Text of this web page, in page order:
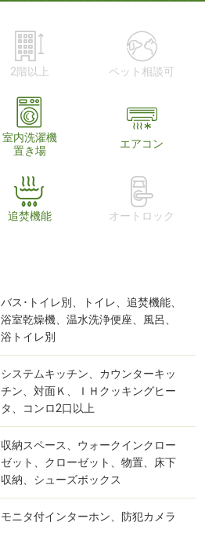
2階以上 ペット相談可
室内洗濯機
置き場
エアコン
追焚機能 オートロック
バス･トイレ別、トイレ、追焚機能、
浴室乾燥機、温水洗浄便座、風呂、
浴トイレ別
システムキッチン、カウンターキッ
チン、対面Ｋ、ＩＨクッキングヒー
タ、コンロ2口以上
収納スペース、ウォークインクロー
ゼット、クローゼット、物置、床下
収納、シューズボックス
モニタ付インターホン、防犯カメラ